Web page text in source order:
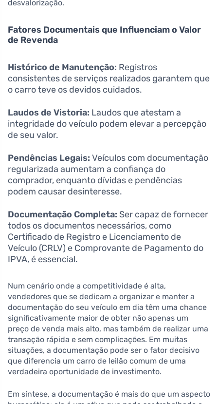
desvalorização.
Fatores Documentais que Influenciam o Valor
de Revenda
Histórico de Manutenção: Registros
consistentes de serviços realizados garantem que
o carro teve os devidos cuidados.
Laudos de Vistoria: Laudos que atestam a
integridade do veículo podem elevar a percepção
de seu valor.
Pendências Legais: Veículos com documentação
regularizada aumentam a confiança do
comprador, enquanto dívidas e pendências
podem causar desinteresse.
Documentação Completa: Ser capaz de fornecer
todos os documentos necessários, como
Certificado de Registro e Licenciamento de
Veículo (CRLV) e Comprovante de Pagamento do
IPVA, é essencial.
Num cenário onde a competitividade é alta,
vendedores que se dedicam a organizar e manter a
documentação do seu veículo em dia têm uma chance
significativamente maior de obter não apenas um
preço de venda mais alto, mas também de realizar uma
transação rápida e sem complicações. Em muitas
situações, a documentação pode ser o fator decisivo
que diferencia um carro de leilão comum de uma
verdadeira oportunidade de investimento.
Em síntese, a documentação é mais do que um aspecto